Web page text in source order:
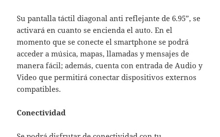
Su pantalla táctil diagonal anti reflejante de 6.95”, se
activará en cuanto se encienda el auto. En el
momento que se conecte el smartphone se podrá
acceder a música, mapas, llamadas y mensajes de
manera fácil; además, cuenta con entrada de Audio y
Video que permitirá conectar dispositivos externos
compatibles.
Conectividad